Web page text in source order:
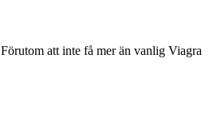
att inte få mer än vanlig Viagra